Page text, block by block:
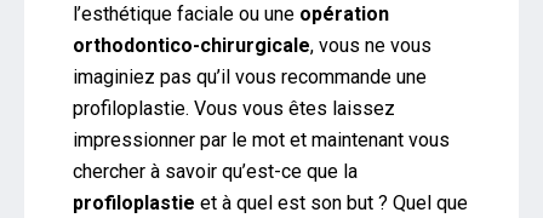
l’esthétique faciale ou une opération
orthodontico-chirurgicale, vous ne vous
imaginiez pas qu’il vous recommande une
profiloplastie. Vous vous êtes laissez
impressionner par le mot et maintenant vous
chercher à savoir qu’est-ce que la
profiloplastie et à quel est son but ? Quel que